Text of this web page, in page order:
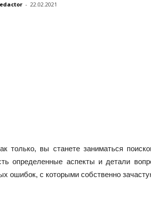
- 22.02.2021
только, вы станете заниматься
определенные аспекты и детали
ошибок, с которыми собственно